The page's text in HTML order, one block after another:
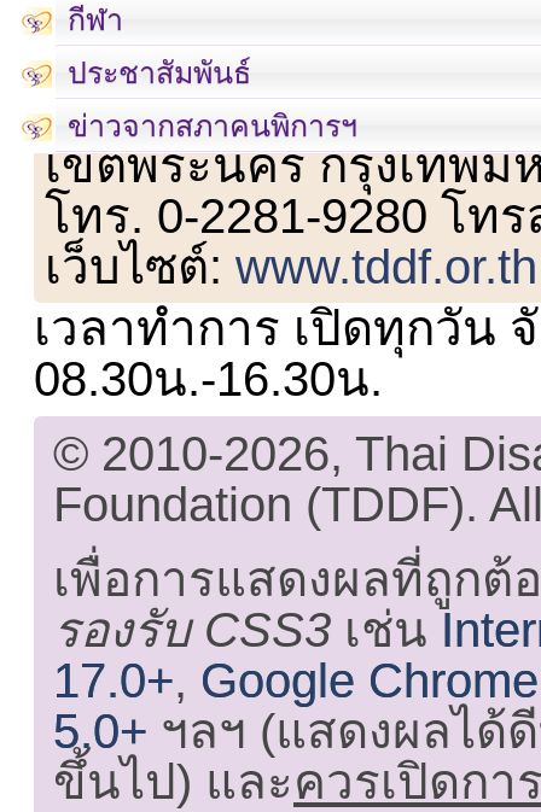
กีฬา
ประชาสัมพันธ์
ข่าวจากสภาคนพิการฯ
เลขที่ 23 ชั้น 2 ถนนวิ
เขตพระนคร กรุงเทพม
โทร. 0-2281-9280 โท
เว็บไซต์:www.tddf.or.th
เวลาทำการ เปิดทุกวัน
08.30น.-16.30น.
© 2010-2026, Thai
Foundation (TDDF).
เพื่อการแสดงผลที่ถูกต้
รองรับ CSS3 เช่น
17.0+, Google
5.0+ ฯลฯ (แสดงผลได้
ขึ้นไป) และควรเปิดกา